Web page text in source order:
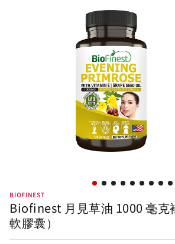
BIOFINEST
Biofinest 月見草油 1000 毫克
軟膠囊）